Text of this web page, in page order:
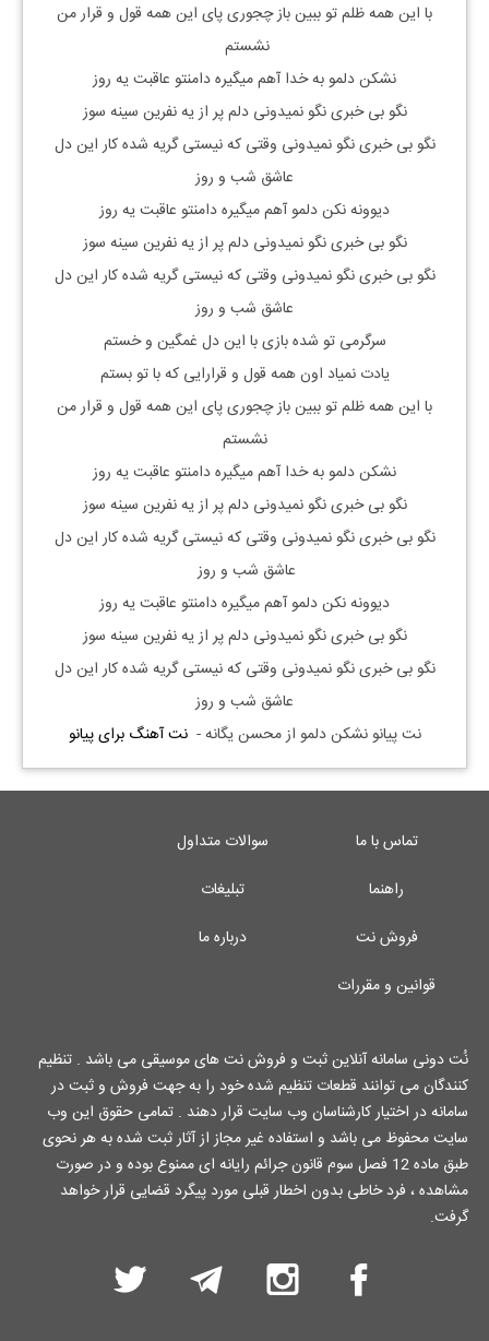
با این همه ظلم تو ببین باز چجوری پای این همه قول و قرار من
نشستم
نشکن دلمو به خدا آهم میگیره دامنتو عاقبت یه روز
نگو بی خبری نگو نمیدونی دلم پر از یه نفرین سینه سوز
نگو بی خبری نگو نمیدونی وقتی که نیستی گریه شده کار این دل
عاشق شب و روز
دیوونه نکن دلمو آهم میگیره دامنتو عاقبت یه روز
نگو بی خبری نگو نمیدونی دلم پر از یه نفرین سینه سوز
نگو بی خبری نگو نمیدونی وقتی که نیستی گریه شده کار این دل
عاشق شب و روز
سرگرمی تو شده بازی با این دل غمگین و خستم
یادت نمیاد اون همه قول و قرارایی که با تو بستم
با این همه ظلم تو ببین باز چجوری پای این همه قول و قرار من
نشستم
نشکن دلمو به خدا آهم میگیره دامنتو عاقبت یه روز
نگو بی خبری نگو نمیدونی دلم پر از یه نفرین سینه سوز
نگو بی خبری نگو نمیدونی وقتی که نیستی گریه شده کار این دل
عاشق شب و روز
دیوونه نکن دلمو آهم میگیره دامنتو عاقبت یه روز
نگو بی خبری نگو نمیدونی دلم پر از یه نفرین سینه سوز
نگو بی خبری نگو نمیدونی وقتی که نیستی گریه شده کار این دل
عاشق شب و روز
نت پیانو نشکن دلمو از محسن یگانه -نت آهنگ برای پیانو
تماس با ما
سوالات متداول
راهنما
تبلیغات
فروش نت
درباره ما
قوانین و مقررات
نُت دونی سامانه آنلاین ثبت و فروش نت های موسیقی می باشد . تنظیم
کنندگان می توانند قطعات تنظیم شده خود را به جهت فروش و ثبت در
سامانه در اختیار کارشناسان وب سایت قرار دهند . تمامی حقوق این وب
سایت محفوظ می باشد و استفاده غیر مجاز از آثار ثبت شده به هر نحوی
طبق ماده 12 فصل سوم قانون جرائم رایانه ای ممنوع بوده و در صورت
مشاهده ، فرد خاطی بدون اخطار قبلی مورد پیگرد قضایی قرار خواهد
گرفت.